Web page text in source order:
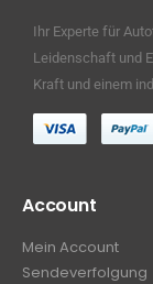
Ihr Experte für
Leidenschaft und
Kraft und einem
Account
Mein Account
Sendeverfolgung